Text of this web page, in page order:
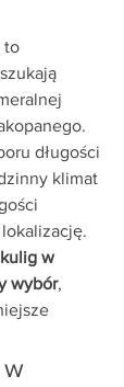
to
długości
klimat
w
wybór,
w